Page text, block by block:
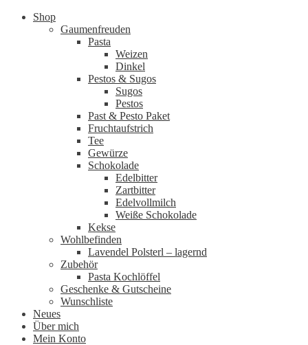
Shop
Gaumenfreuden
Pasta
Weizen
Dinkel
Pestos & Sugos
Sugos
Pestos
Past & Pesto Paket
Fruchtaufstrich
Tee
Gewürze
Schokolade
Edelbitter
Zartbitter
Edelvollmilch
Weiße Schokolade
Kekse
Wohlbefinden
Lavendel Polsterl – lagernd
Zubehör
Pasta Kochlöffel
Geschenke & Gutscheine
Wunschliste
Neues
Über mich
Mein Konto